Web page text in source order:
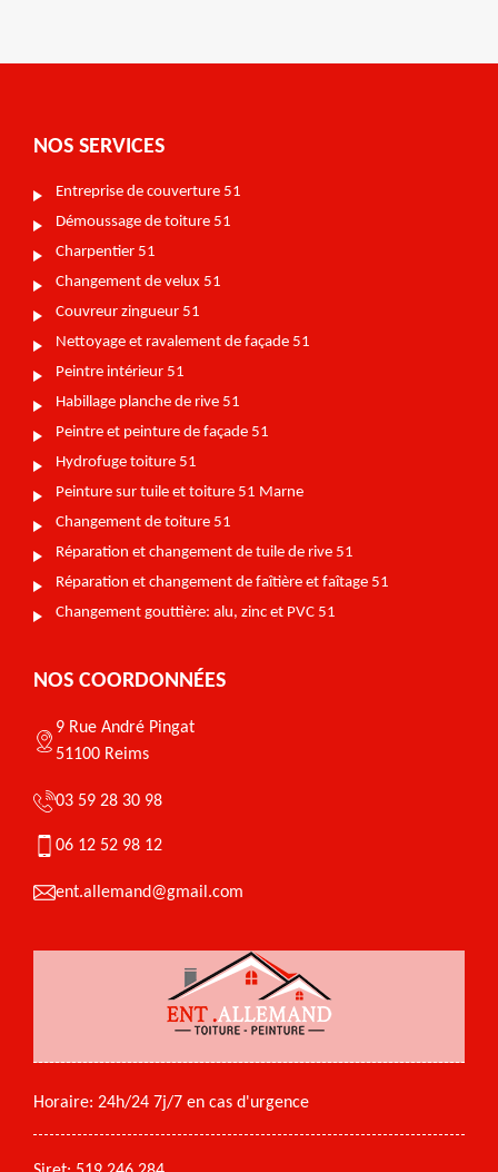
NOS SERVICES
Entreprise de couverture 51
Démoussage de toiture 51
Charpentier 51
Changement de velux 51
Couvreur zingueur 51
Nettoyage et ravalement de façade 51
Peintre intérieur 51
Habillage planche de rive 51
Peintre et peinture de façade 51
Hydrofuge toiture 51
Peinture sur tuile et toiture 51 Marne
Changement de toiture 51
Réparation et changement de tuile de rive 51
Réparation et changement de faîtière et faîtage 51
Changement gouttière: alu, zinc et PVC 51
NOS COORDONNÉES
9 Rue André Pingat
51100 Reims
03 59 28 30 98
06 12 52 98 12
ent.allemand@gmail.com
Horaire: 24h/24 7j/7 en cas d'urgence